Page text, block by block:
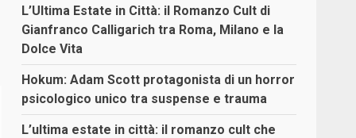
L’Ultima Estate in Città: il Romanzo Cult di
Gianfranco Calligarich tra Roma, Milano e la
Dolce Vita
Hokum: Adam Scott protagonista di un horror
psicologico unico tra suspense e trauma
L’ultima estate in città: il romanzo cult che